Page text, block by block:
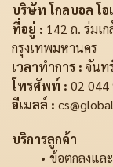
บริษัท โกลบอล โ
ที่อยู่ : 142 ถ. ร่มเ
กรุงเทพมหานคร
เวลาทำการ : จันท
โทรศัพท์ : 02 044
อีเมลล์ :
บริการลูกค้า
ข้อตกลงแล